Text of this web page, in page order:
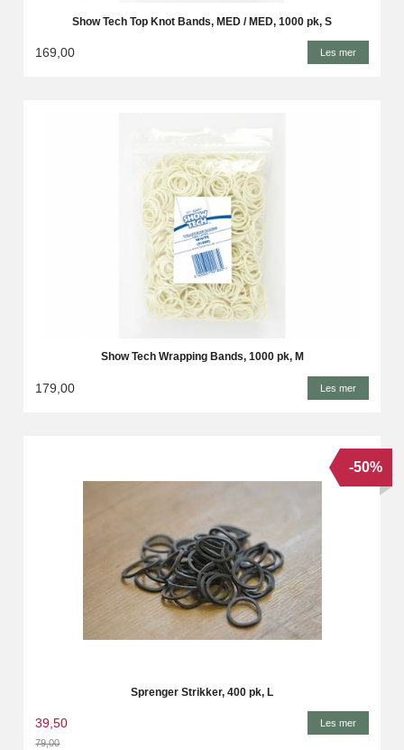
Show Tech Top Knot Bands, MED / MED, 1000 pk, S
169,00 Les mer
Show Tech Wrapping Bands, 1000 pk, M
179,00 Les mer
Sprenger Strikker, 400 pk, L
39,50
79,00
-50%
Les mer